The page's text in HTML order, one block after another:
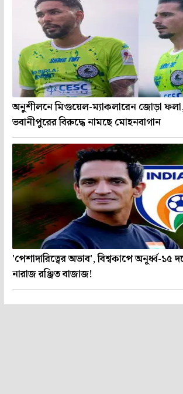
অনুশীলনে মিগুয়েল-ম্যাকলারেন জোড়া
ভবানীপুরের বিরুদ্ধে নামছে মোহনবাগান
'পেশাদারিত্বের অভাব', বিশ্বকাপে অনূর্ধ্ব-১৫
নারাজ রঞ্জিত বাজাজ!